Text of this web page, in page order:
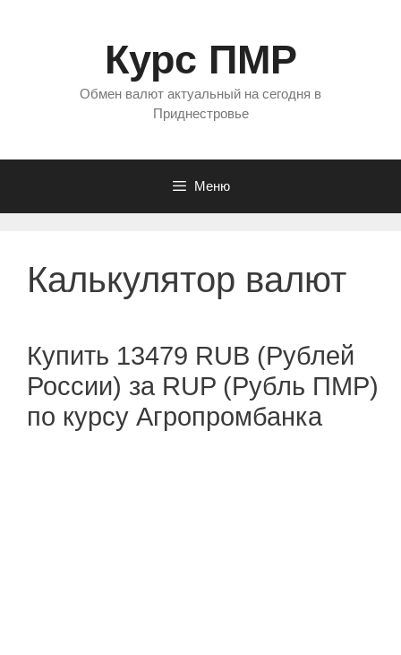
Курс ПМР
Обмен валют актуальный на сегодня в
Приднестровье
Меню
Калькулятор валют
Купить 13479 RUB (Рублей
России) за RUP (Рубль ПМР)
по курсу Агропромбанка